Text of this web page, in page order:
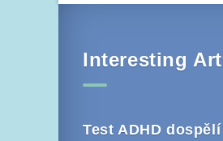
Interesting
Test ADHD dospělí